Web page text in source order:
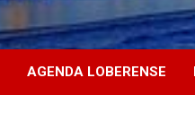
AGENDA LOBERENSE